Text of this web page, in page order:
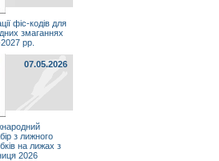
фіс-кодів для
змаганнях
рр.
07.05.2026
з лижного
на лижах з
2026